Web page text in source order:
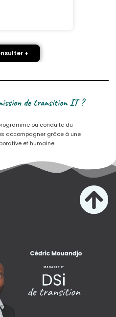
+
de transition IT ?
ou conduite du
accompagner grâce à une
et humaine.